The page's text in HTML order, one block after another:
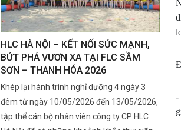
-
HLC HÀ NỘI – KẾT NỐI SỨC MẠNH,
BỨT PHÁ VƯƠN XA TẠI FLC SẦM
SƠN – THANH HÓA 2026
Khép lại hành trình nghỉ dưỡng 4 ngày 3
đêm từ ngày 10/05/2026 đến 13/05/2026,
tập thể cán bộ nhân viên công ty CP HLC